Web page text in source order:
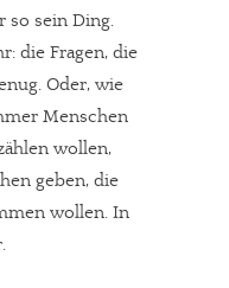
so sein Ding.
die Fragen, die
Oder, wie
Menschen
wollen,
geben, die
wollen. In